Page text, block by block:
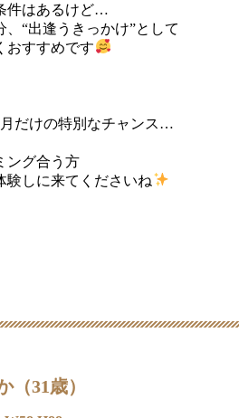
件はあるけど…
、“出逢うきっかけ”として
おすすめです
月だけの特別なチャンス…
ング合う方
験しに来てくださいね
（31歳）